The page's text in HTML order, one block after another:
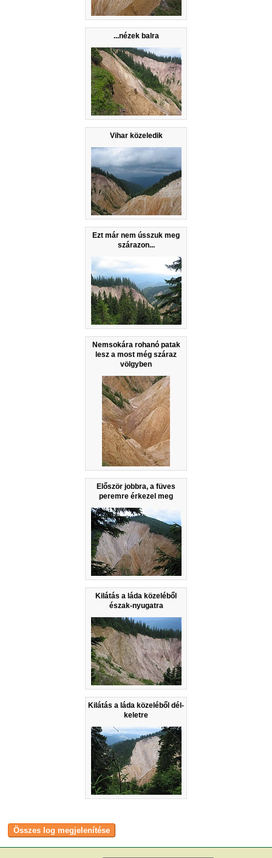
...nézek balra
Vihar közeledik
Ezt már nem ússzuk meg
szárazon...
Nemsokára rohanó patak
lesz a most még száraz
völgyben
Először jobbra, a füves
peremre érkezel meg
Kilátás a láda közeléből
észak-nyugatra
Kilátás a láda közeléből dél-
keletre